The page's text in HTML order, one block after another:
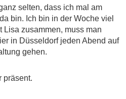
selten, dass ich mal am
bin. Ich bin in der Woche viel
Lisa zusammen, muss man
in Düsseldorf jeden Abend auf
gehen.
präsent.